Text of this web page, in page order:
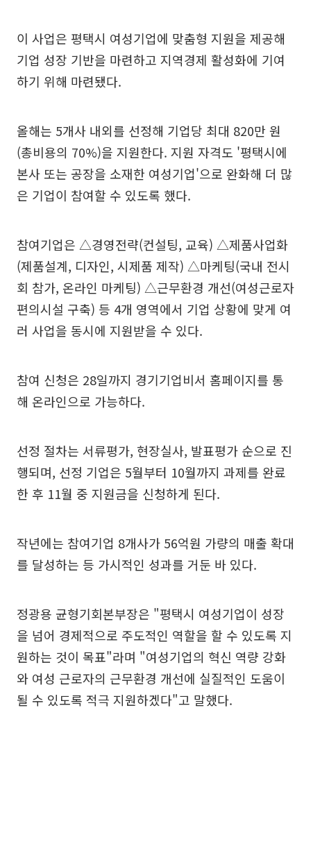
이 사업은 평택시 여성기업에 맞춤형 지원을 제공해
기업 성장 기반을 마련하고 지역경제 활성화에 기여
하기 위해 마련됐다.
올해는 5개사 내외를 선정해 기업당 최대 820만 원
(총비용의 70%)을 지원한다. 지원 자격도 '평택시에
본사 또는 공장을 소재한 여성기업'으로 완화해 더 많
은 기업이 참여할 수 있도록 했다.
참여기업은 △경영전략(컨설팅, 교육) △제품사업화
(제품설계, 디자인, 시제품 제작) △마케팅(국내 전시
회 참가, 온라인 마케팅) △근무환경 개선(여성근로자
편의시설 구축) 등 4개 영역에서 기업 상황에 맞게 여
러 사업을 동시에 지원받을 수 있다.
참여 신청은 28일까지 경기기업비서 홈페이지를 통
해 온라인으로 가능하다.
선정 절차는 서류평가, 현장실사, 발표평가 순으로 진
행되며, 선정 기업은 5월부터 10월까지 과제를 완료
한 후 11월 중 지원금을 신청하게 된다.
작년에는 참여기업 8개사가 56억원 가량의 매출 확대
를 달성하는 등 가시적인 성과를 거둔 바 있다.
정광용 균형기회본부장은 "평택시 여성기업이 성장
을 넘어 경제적으로 주도적인 역할을 할 수 있도록 지
원하는 것이 목표"라며 "여성기업의 혁신 역량 강화
와 여성 근로자의 근무환경 개선에 실질적인 도움이
될 수 있도록 적극 지원하겠다"고 말했다.